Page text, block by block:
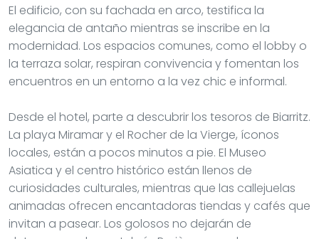
El edificio, con su fachada en arco, testifica la
elegancia de antaño mientras se inscribe en la
modernidad. Los espacios comunes, como el lobby o
la terraza solar, respiran convivencia y fomentan los
encuentros en un entorno a la vez chic e informal.
Desde el hotel, parte a descubrir los tesoros de Biarritz.
La playa Miramar y el Rocher de la Vierge, íconos
locales, están a pocos minutos a pie. El Museo
Asiatica y el centro histórico están llenos de
curiosidades culturales, mientras que las callejuelas
animadas ofrecen encantadoras tiendas y cafés que
invitan a pasear. Los golosos no dejarán de